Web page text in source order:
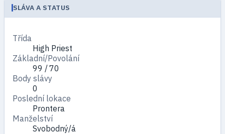
SLÁVA A STATUS
Třída
High Priest
Základní/Povolání
99 / 70
Body slávy
0
Poslední lokace
Prontera
Manželství
Svobodný/á